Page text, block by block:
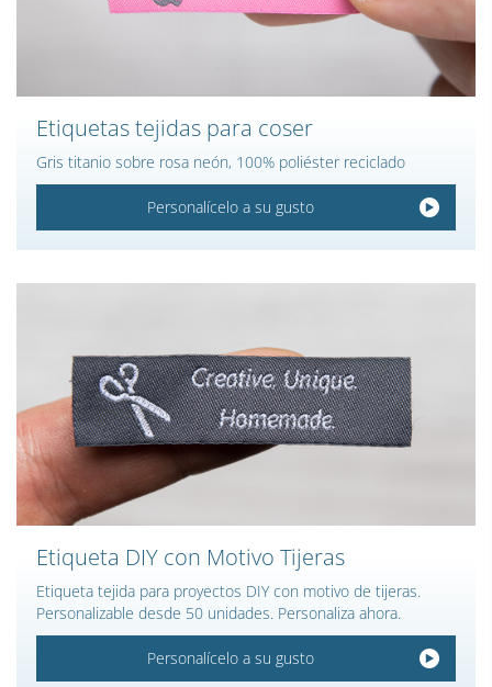
Etiquetas tejidas para coser
Gris titanio sobre rosa neón, 100% poliéster reciclado
Personalícelo a su gusto
Etiqueta DIY con Motivo Tijeras
Etiqueta tejida para proyectos DIY con motivo de tijeras.
Personalizable desde 50 unidades. Personaliza ahora.
Personalícelo a su gusto